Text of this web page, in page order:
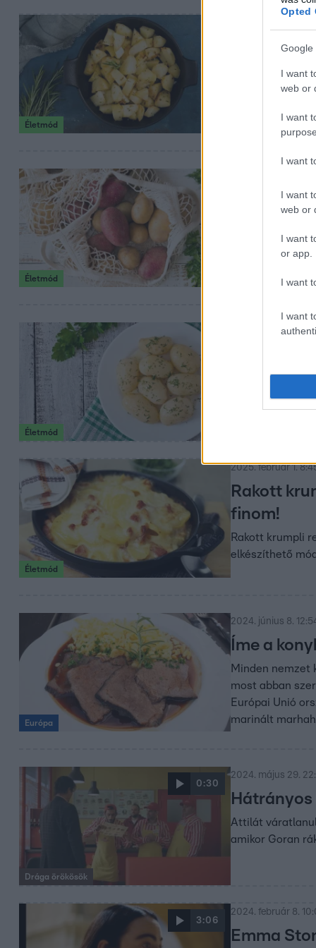
Opted
Google
I want
web or
I want
I want
I want
web or
I want
or app.
I want
I want
Életmód
hideg burgonya
Életmód
Egy hét
Krumplidiéta:
Életmód
2025. augusztus
Krumpli
tárolásáról és
Életmód
2025. február 1.
Rakott
finom!
Rakott krumpli
elkészíthető
Európa
2024. június 8.
Íme a
Minden nemzet
most abban
Európai Unió
marinált
0:30
Drága örökösök
2024. május 29.
Attilát
amikor Goran
3:06
2024. február 8.
Emma